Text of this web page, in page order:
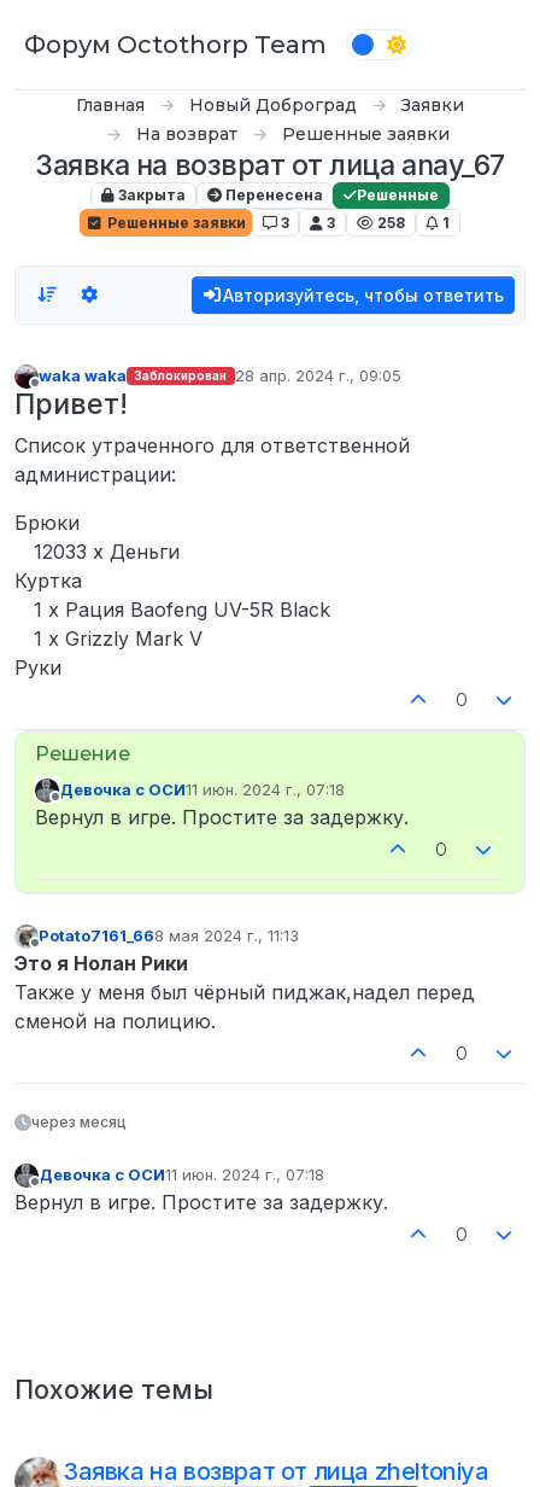
Форум Octothorp Team
Главная Новый Доброград
Заявки
На возврат
Решенные заявки
Заявка на возврат от лица anay_67
Закрыта Перенесена
Решенные
Решенные заявки
3 3 258 1
Авторизуйтесь, чтобы ответить
Не в сети
waka waka Заблокирован 28 апр. 2024 г., 09:05
отредактировано
Привет!
Список утраченного для ответственной
администрации:
Брюки
12033 x Деньги
Куртка
1 x Рация Baofeng UV-5R Black
1 x Grizzly Mark V
Руки
0
Не в сети
Девочка с ОСИ11 июн. 2024 г., 07:18
отредактировано
Вернул в игре. Простите за задержку.
0
Не в сети
Potato7161_668 мая 2024 г., 11:13
отредактировано
Это я Нолан Рики
Также у меня был чёрный пиджак,надел перед
сменой на полицию.
0
через месяц
Не в сети
Девочка с ОСИ11 июн. 2024 г., 07:18
отредактировано
Вернул в игре. Простите за задержку.
0
Похожие темы
Заявка на возврат от лица zheltoniya